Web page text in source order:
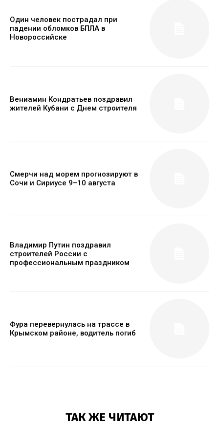
Один человек пострадал при
падении обломков БПЛА в
Новороссийске
Вениамин Кондратьев поздравил
жителей Кубани с Днем строителя
Смерчи над морем прогнозируют в
Сочи и Сириусе 9–10 августа
Владимир Путин поздравил
строителей России с
профессиональным праздником
Фура перевернулась на трассе в
Крымском районе, водитель погиб
ТАК ЖЕ ЧИТАЮТ